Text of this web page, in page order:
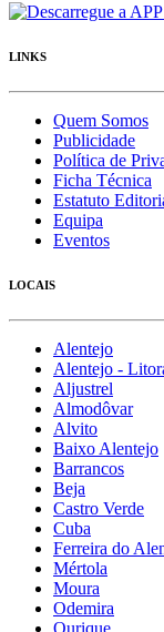
LINKS
Quem Somos
Publicidade
Política de
Ficha Técnica
Estatuto
Equipa
Eventos
LOCAIS
Alentejo
Alentejo -
Aljustrel
Almodôvar
Alvito
Baixo Alentejo
Barrancos
Beja
Castro Verde
Cuba
Ferreira do
Mértola
Moura
Odemira